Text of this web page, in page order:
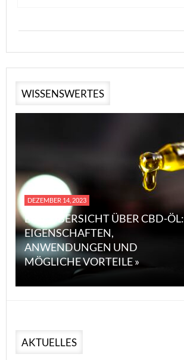
WISSENSWERTES
DEZEMBER 14, 2023
EINE ÜBERSICHT ÜBER CBD-ÖL:
EIGENSCHAFTEN,
ANWENDUNGEN UND
MÖGLICHE VORTEILE »
AKTUELLES